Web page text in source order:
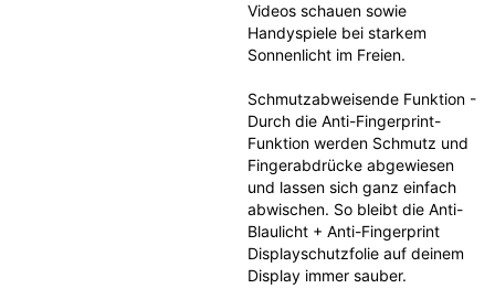
Videos schauen sowie
Handyspiele bei starkem
Sonnenlicht im Freien.
Schmutzabweisende Funktion -
Durch die Anti-Fingerprint-
Funktion werden Schmutz und
Fingerabdrücke abgewiesen
und lassen sich ganz einfach
abwischen. So bleibt die Anti-
Blaulicht + Anti-Fingerprint
Displayschutzfolie auf deinem
Display immer sauber.